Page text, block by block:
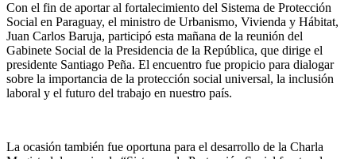
Con el fin de aportar al fortalecimiento del Sistema de Protección
Social en Paraguay, el ministro de Urbanismo, Vivienda y Hábitat,
Juan Carlos Baruja, participó esta mañana de la reunión del
Gabinete Social de la Presidencia de la República, que dirige el
presidente Santiago Peña. El encuentro fue propicio para dialogar
sobre la importancia de la protección social universal, la inclusión
laboral y el futuro del trabajo en nuestro país.
La ocasión también fue oportuna para el desarrollo de la Charla